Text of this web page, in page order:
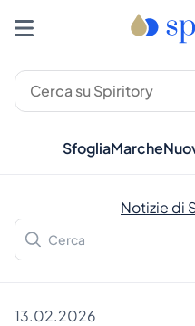
SfogliaMarche
Notizie di
13.02.2026